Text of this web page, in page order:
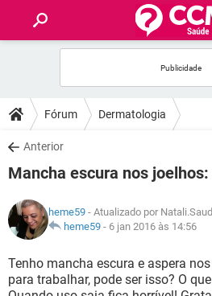
FÓRUM
SAÚDE
NUTRIÇÃO
BEM-ESTAR
Fórum Dermatologia
Anterior
Mancha escura nos
heme59 - Atualizado por
heme59 - 6 jan 2016 às 14:56
Tenho mancha escura e aspera
para trabalhar, pode ser isso? O